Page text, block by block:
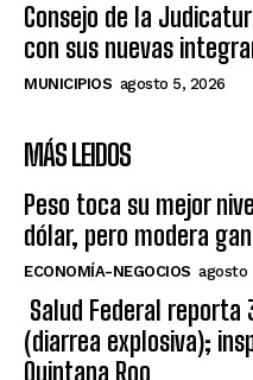
Consejo de la
con sus nuevas
MUNICIPIOS agosto 5, 2026
MÁS LEIDOS
Peso toca su mejor
dólar, pero modera
ECONOMÍA-NEGOCIOS agosto
Salud Federal reporta
(diarrea explosiva);
Quintana Roo